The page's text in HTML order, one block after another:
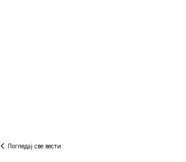
Погледај све вести